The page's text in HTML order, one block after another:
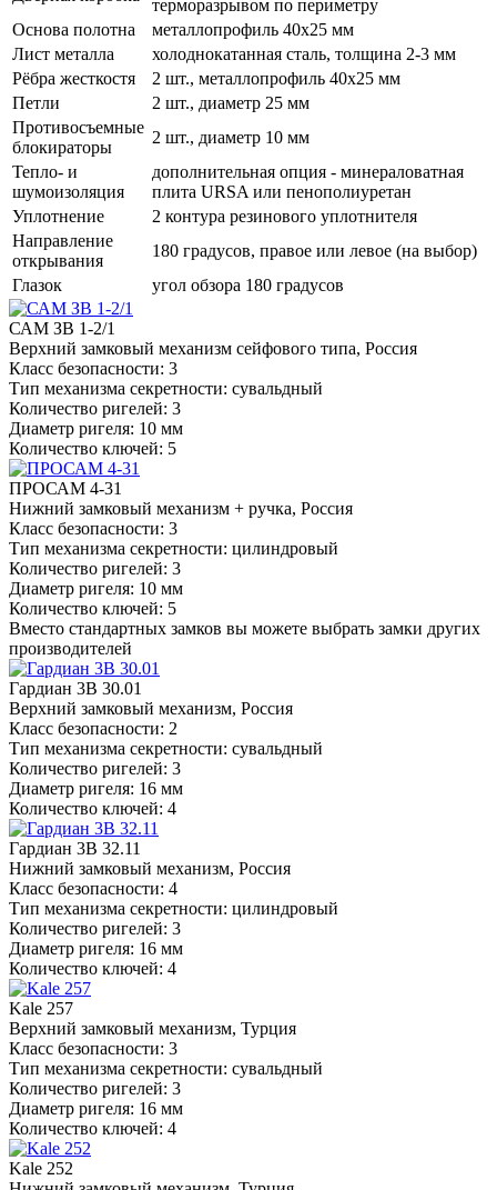
терморазрывом по периметру
Основа полотна
металлопрофиль 40x25 мм
Лист металла
холоднокатанная сталь, толщина 2-3 мм
Рёбра жесткостя
2 шт., металлопрофиль 40х25 мм
Петли
2 шт., диаметр 25 мм
Противосъемные
блокираторы
2 шт., диаметр 10 мм
Тепло- и
шумоизоляция
дополнительная опция - минераловатная
плита URSA или пенополиуретан
Уплотнение
2 контура резинового уплотнителя
Направление
открывания
180 градусов, правое или левое (на выбор)
Глазок
угол обзора 180 градусов
САМ ЗВ 1-2/1
Верхний замковый механизм сейфового типа, Россия
Класс безопасности: 3
Тип механизма секретности: сувальдный
Количество ригелей: 3
Диаметр ригеля: 10 мм
Количество ключей: 5
ПРОСАМ 4-31
Нижний замковый механизм + ручка, Россия
Класс безопасности: 3
Тип механизма секретности: цилиндровый
Количество ригелей: 3
Диаметр ригеля: 10 мм
Количество ключей: 5
Вместо стандартных замков вы можете выбрать замки других
производителей
Гардиан 3В 30.01
Верхний замковый механизм, Россия
Класс безопасности: 2
Тип механизма секретности: сувальдный
Количество ригелей: 3
Диаметр ригеля: 16 мм
Количество ключей: 4
Гардиан 3В 32.11
Нижний замковый механизм, Россия
Класс безопасности: 4
Тип механизма секретности: цилиндровый
Количество ригелей: 3
Диаметр ригеля: 16 мм
Количество ключей: 4
Kale 257
Верхний замковый механизм, Турция
Класс безопасности: 3
Тип механизма секретности: сувальдный
Количество ригелей: 3
Диаметр ригеля: 16 мм
Количество ключей: 4
Kale 252